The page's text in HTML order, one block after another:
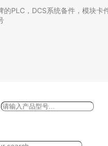
的PLC，DCS系统备件，模块卡